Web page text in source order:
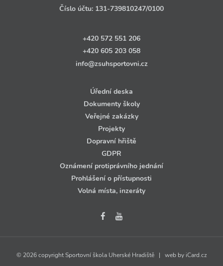
Číslo účtu: 131‑739810247/0100
+420 572 551 206
+420 605 203 058
info@zsuhsportovni.cz
Úřední deska
Dokumenty školy
Veřejné zakázky
Projekty
Dopravní hřiště
GDPR
Oznámení protiprávního jednání
Prohlášení o přístupnosti
Volná místa, inzeráty
© 2026 copyright Sportovní škola Uherské Hradiště | web by iCard.cz